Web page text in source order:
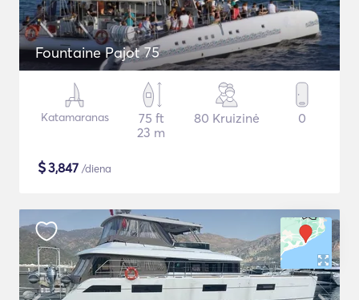
Fountaine Pajot 75
Katamaranas
75 ft
23 m
80 Kruizinė 0
$3,847 /diena